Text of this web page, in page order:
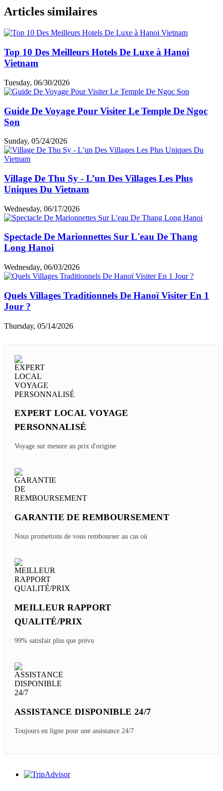
Articles similaires
Top 10 Des Meilleurs Hotels De Luxe à Hanoi
Vietnam
Tuesday, 06/30/2026
Guide De Voyage Pour Visiter Le Temple De Ngoc
Son
Sunday, 05/24/2026
Village De Thu Sy - L’un Des Villages Les Plus
Uniques Du Vietnam
Wednesday, 06/17/2026
Spectacle De Marionnettes Sur L'eau De Thang
Long Hanoi
Wednesday, 06/03/2026
Quels Villages Traditionnels De Hanoï Visiter En 1
Jour ?
Thursday, 05/14/2026
EXPERT LOCAL VOYAGE
PERSONNALISÉ
Voyage sur mesure au prix d'origine
GARANTIE DE REMBOURSEMENT
Nous promettons de vous rembourser au cas où
MEILLEUR RAPPORT
QUALITÉ/PRIX
99% satisfait plus que prévu
ASSISTANCE DISPONIBLE 24/7
Toujours en ligne pour une assistance 24/7